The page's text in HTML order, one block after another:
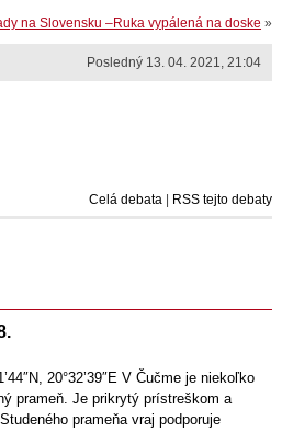
na Slovensku –Ruka vypálená na doske »
Posledný 13. 04. 2021, 21:04
Celá debata RSS tejto debaty
20°32’39″E V Čučme je niekoľko
prameň. Je prikrytý prístreškom a
prameňa vraj podporuje